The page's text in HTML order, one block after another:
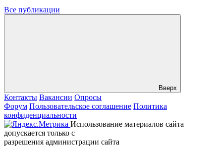
Все публикации
Вверх
Контакты Вакансии Опросы
Форум Пользовательское соглашение Политика
конфиденциальности
Использование материалов сайта
допускается только с
разрешения администрации сайта